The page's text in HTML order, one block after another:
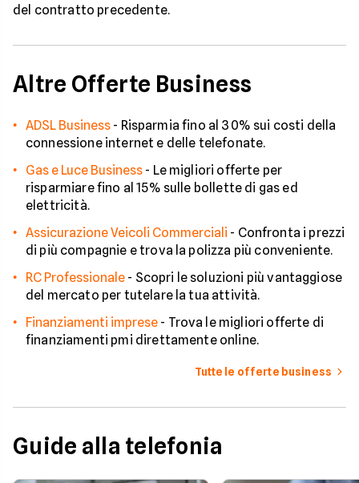
del contratto precedente.
Altre Offerte Business
ADSL Business - Risparmia fino al 30% sui costi della
connessione internet e delle telefonate.
Gas e Luce Business - Le migliori offerte per
risparmiare fino al 15% sulle bollette di gas ed
elettricità.
Assicurazione Veicoli Commerciali - Confronta i prezzi
di più compagnie e trova la polizza più conveniente.
RC Professionale - Scopri le soluzioni più vantaggiose
del mercato per tutelare la tua attività.
Finanziamenti imprese - Trova le migliori offerte di
finanziamenti pmi direttamente online.
Tutte le offerte business
Guide alla telefonia